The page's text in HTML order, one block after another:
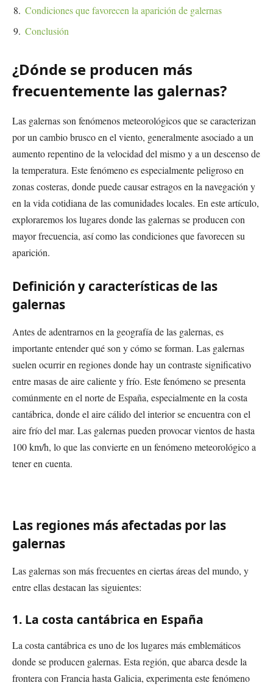
Condiciones que favorecen la aparición de galernas
Conclusión
¿Dónde se producen más
frecuentemente las galernas?
Las galernas son fenómenos meteorológicos que se caracterizan
por un cambio brusco en el viento, generalmente asociado a un
aumento repentino de la velocidad del mismo y a un descenso de
la temperatura. Este fenómeno es especialmente peligroso en
zonas costeras, donde puede causar estragos en la navegación y
en la vida cotidiana de las comunidades locales. En este artículo,
exploraremos los lugares donde las galernas se producen con
mayor frecuencia, así como las condiciones que favorecen su
aparición.
Definición y características de las
galernas
Antes de adentrarnos en la geografía de las galernas, es
importante entender qué son y cómo se forman. Las galernas
suelen ocurrir en regiones donde hay un contraste significativo
entre masas de aire caliente y frío. Este fenómeno se presenta
comúnmente en el norte de España, especialmente en la costa
cantábrica, donde el aire cálido del interior se encuentra con el
aire frío del mar. Las galernas pueden provocar vientos de hasta
100 km/h, lo que las convierte en un fenómeno meteorológico a
tener en cuenta.
Las regiones más afectadas por las
galernas
Las galernas son más frecuentes en ciertas áreas del mundo, y
entre ellas destacan las siguientes:
1. La costa cantábrica en España
La costa cantábrica es uno de los lugares más emblemáticos
donde se producen galernas. Esta región, que abarca desde la
frontera con Francia hasta Galicia, experimenta este fenómeno